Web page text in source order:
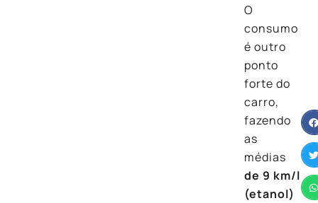
O
consumo
é outro
ponto
forte do
carro,
fazendo
as
médias
de 9 km/l
(etanol)